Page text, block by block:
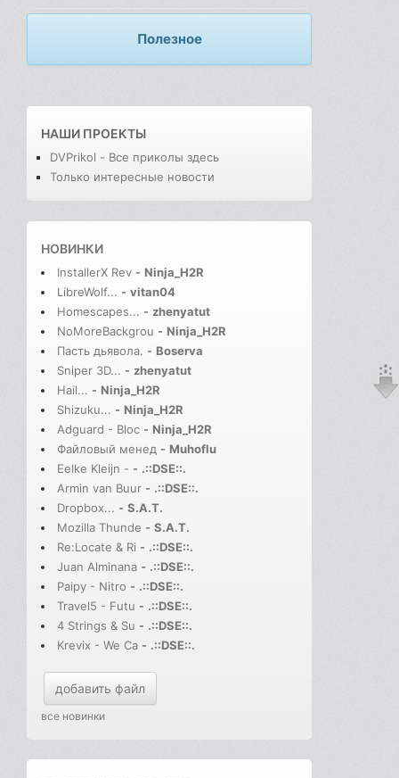
Полезное
НАШИ ПРОЕКТЫ
DVPrikol - Все приколы здесь
Только интересные новости
НОВИНКИ
InstallerX Rev - Ninja_H2R
LibreWolf... - vitan04
Homescapes... - zhenyatut
NoMoreBackgrou - Ninja_H2R
Пасть дьявола. - Boserva
Sniper 3D... - zhenyatut
Hail... - Ninja_H2R
Shizuku... - Ninja_H2R
Adguard - Bloc - Ninja_H2R
Файловый менед - Muhoflu
Eelke Kleijn - - .::DSE::.
Armin van Buur - .::DSE::.
Dropbox... - S.A.T.
Mozilla Thunde - S.A.T.
Re:Locate & Ri - .::DSE::.
Juan Alminana - .::DSE::.
Paipy - Nitro - .::DSE::.
Travel5 - Futu - .::DSE::.
4 Strings & Su - .::DSE::.
Krevix - We Ca - .::DSE::.
добавить файл
все новинки